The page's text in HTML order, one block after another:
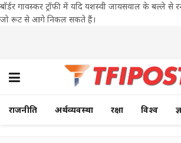
बॉर्डर गावस्कर ट्रॉफी में यदि यशस्वी जायसवाल के बल्ले से
जो रूट से आगे निकल सकते हैं।
राजनीति अर्थव्यवस्था रक्षा विश्व